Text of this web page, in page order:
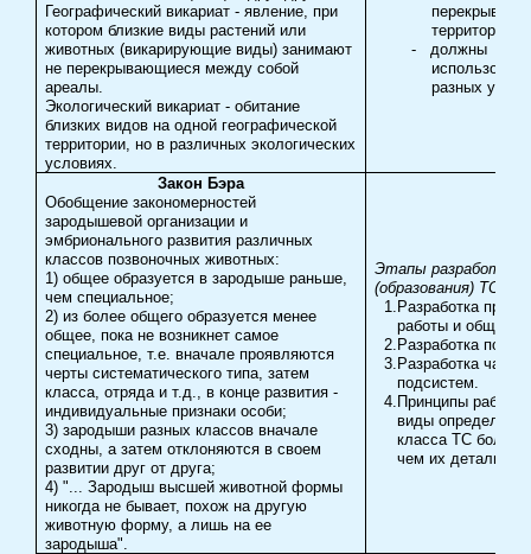
Географический викариат - явление, при
котором близкие виды растений или
животных (викарирующие виды) занимают
не перекрывающиеся между собой
ареалы.
Экологический викариат - обитание
близких видов на одной географической
территории, но в различных экологических
условиях.
территориях
-
должны
разных
Закон Бэра
Обобщение закономерностей
зародышевой организации и
эмбрионального развития различных
классов позвоночных животных:
1) общее образуется в зародыше раньше,
чем специальное;
2) из более общего образуется менее
общее, пока не возникнет самое
специальное, т.е. вначале проявляются
черты систематического типа, затем
класса, отряда и т.д., в конце развития -
индивидуальные признаки особи;
3) зародыши разных классов вначале
сходны, а затем отклоняются в своем
развитии друг от друга;
4) "... Зародыш высшей животной формы
никогда не бывает, похож на другую
животную форму, а лишь на ее
зародыша".
Этапы разработки
(образования) ТС
1. Разработка
работы и общего
2. Разработка
3. Разработка частей
подсистем.
4. Принципы работы
виды
класса ТС более
чем их